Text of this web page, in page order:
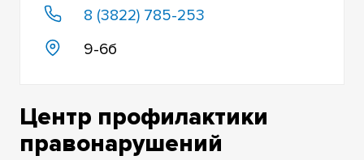
8 (3822) 785-253
9-6б
Центр профилактики
правонарушений